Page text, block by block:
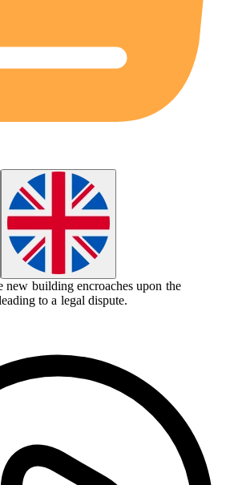
new building encroaches upon the
to a legal dispute.